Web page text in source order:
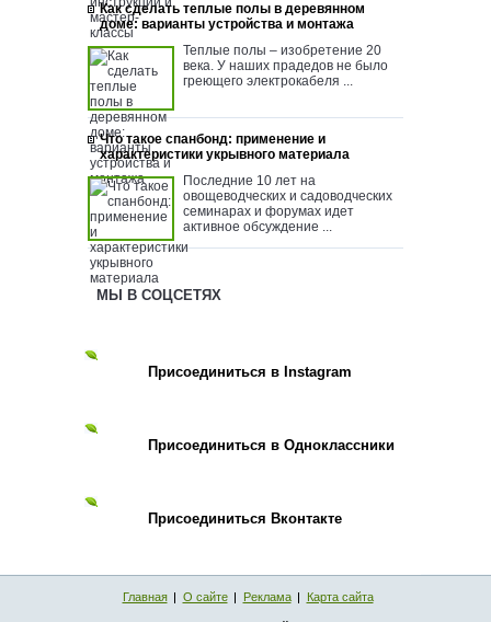
Как сделать теплые полы в деревянном
доме: варианты устройства и монтажа
Теплые полы – изобретение 20
века. У наших прадедов не было
греющего электрокабеля ...
Что такое спанбонд: применение и
характеристики укрывного материала
Последние 10 лет на
овощеводческих и садоводческих
семинарах и форумах идет
активное обсуждение ...
МЫ В СОЦСЕТЯХ
Присоединиться в Instagram
Присоединиться в Одноклассники
Присоединиться Вконтакте
Главная О сайте Реклама Карта сайта